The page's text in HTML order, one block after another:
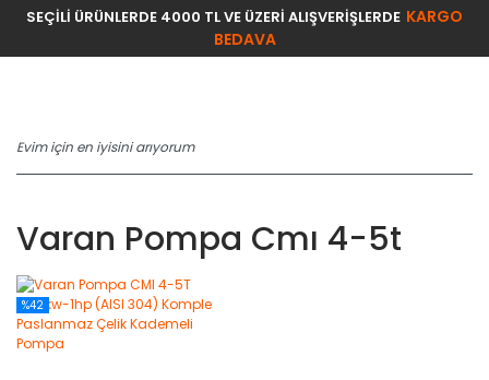
SEÇİLİ ÜRÜNLERDE 4000 TL VE ÜZERİ ALIŞVERİŞLERDE KARGO
BEDAVA
Varan Pompa Cmı 4-5t
%42